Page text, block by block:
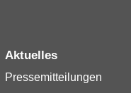
Aktuelles
Pressemitteilungen